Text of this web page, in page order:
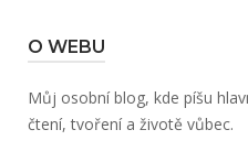
O WEBU
Můj osobní blog, kde píšu
čtení, tvoření a životě vůbec.